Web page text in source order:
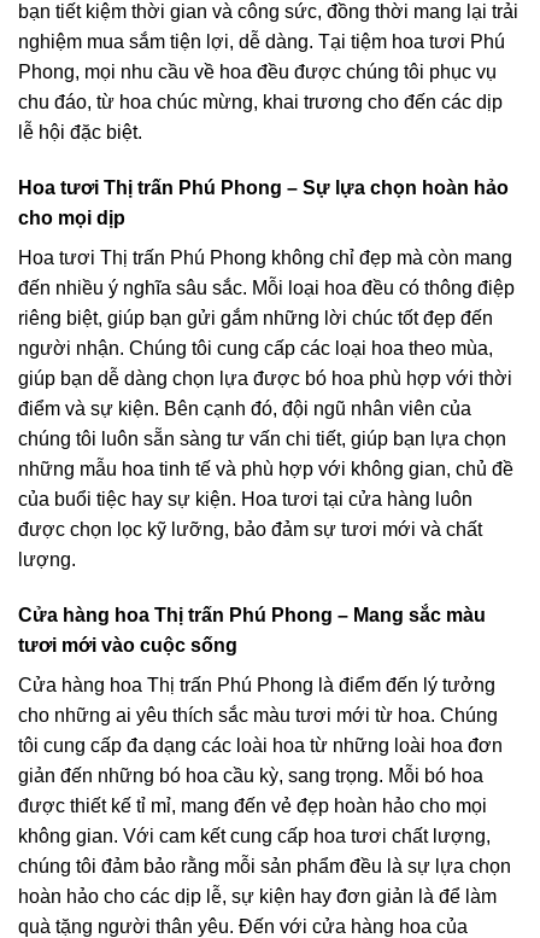
bạn tiết kiệm thời gian và công sức, đồng thời mang lại trải
nghiệm mua sắm tiện lợi, dễ dàng. Tại tiệm hoa tươi Phú
Phong, mọi nhu cầu về hoa đều được chúng tôi phục vụ
chu đáo, từ hoa chúc mừng, khai trương cho đến các dịp
lễ hội đặc biệt.
Hoa tươi Thị trấn Phú Phong – Sự lựa chọn hoàn hảo
cho mọi dịp
Hoa tươi Thị trấn Phú Phong không chỉ đẹp mà còn mang
đến nhiều ý nghĩa sâu sắc. Mỗi loại hoa đều có thông điệp
riêng biệt, giúp bạn gửi gắm những lời chúc tốt đẹp đến
người nhận. Chúng tôi cung cấp các loại hoa theo mùa,
giúp bạn dễ dàng chọn lựa được bó hoa phù hợp với thời
điểm và sự kiện. Bên cạnh đó, đội ngũ nhân viên của
chúng tôi luôn sẵn sàng tư vấn chi tiết, giúp bạn lựa chọn
những mẫu hoa tinh tế và phù hợp với không gian, chủ đề
của buổi tiệc hay sự kiện. Hoa tươi tại cửa hàng luôn
được chọn lọc kỹ lưỡng, bảo đảm sự tươi mới và chất
lượng.
Cửa hàng hoa Thị trấn Phú Phong – Mang sắc màu
tươi mới vào cuộc sống
Cửa hàng hoa Thị trấn Phú Phong là điểm đến lý tưởng
cho những ai yêu thích sắc màu tươi mới từ hoa. Chúng
tôi cung cấp đa dạng các loài hoa từ những loài hoa đơn
giản đến những bó hoa cầu kỳ, sang trọng. Mỗi bó hoa
được thiết kế tỉ mỉ, mang đến vẻ đẹp hoàn hảo cho mọi
không gian. Với cam kết cung cấp hoa tươi chất lượng,
chúng tôi đảm bảo rằng mỗi sản phẩm đều là sự lựa chọn
hoàn hảo cho các dịp lễ, sự kiện hay đơn giản là để làm
quà tặng người thân yêu. Đến với cửa hàng hoa của